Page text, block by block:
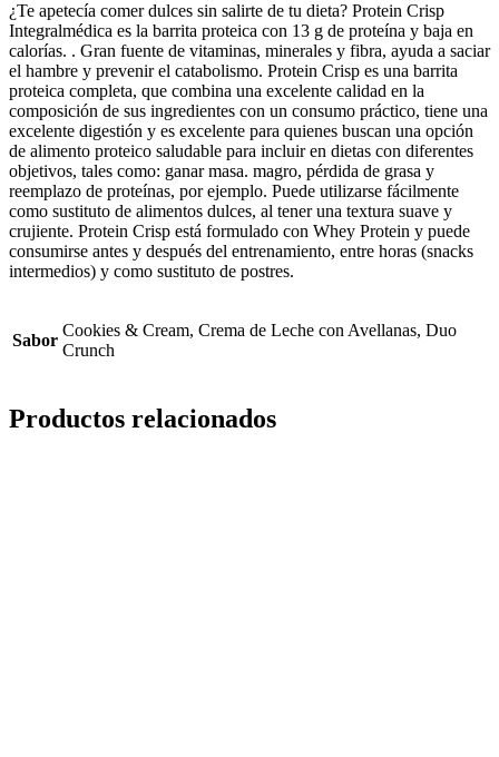
¿Te apetecía comer dulces sin salirte de tu dieta? Protein Crisp
Integralmédica es la barrita proteica con 13 g de proteína y baja en
calorías. . Gran fuente de vitaminas, minerales y fibra, ayuda a saciar
el hambre y prevenir el catabolismo. Protein Crisp es una barrita
proteica completa, que combina una excelente calidad en la
composición de sus ingredientes con un consumo práctico, tiene una
excelente digestión y es excelente para quienes buscan una opción
de alimento proteico saludable para incluir en dietas con diferentes
objetivos, tales como: ganar masa. magro, pérdida de grasa y
reemplazo de proteínas, por ejemplo. Puede utilizarse fácilmente
como sustituto de alimentos dulces, al tener una textura suave y
crujiente. Protein Crisp está formulado con Whey Protein y puede
consumirse antes y después del entrenamiento, entre horas (snacks
intermedios) y como sustituto de postres.
Sabor
Cookies & Cream, Crema de Leche con Avellanas, Duo
Crunch
Productos relacionados